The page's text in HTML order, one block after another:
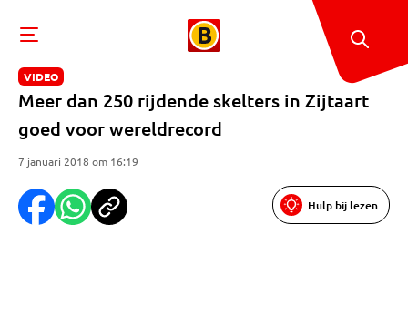
VIDEO
Meer dan 250 rijdende skelters in Zijtaart
goed voor wereldrecord
7 januari 2018 om 16:19
Hulp bij lezen